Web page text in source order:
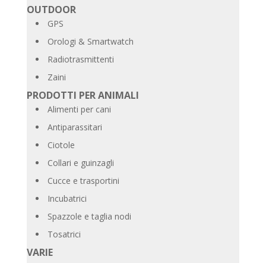
OUTDOOR
GPS
Orologi & Smartwatch
Radiotrasmittenti
Zaini
PRODOTTI PER ANIMALI
Alimenti per cani
Antiparassitari
Ciotole
Collari e guinzagli
Cucce e trasportini
Incubatrici
Spazzole e taglia nodi
Tosatrici
VARIE